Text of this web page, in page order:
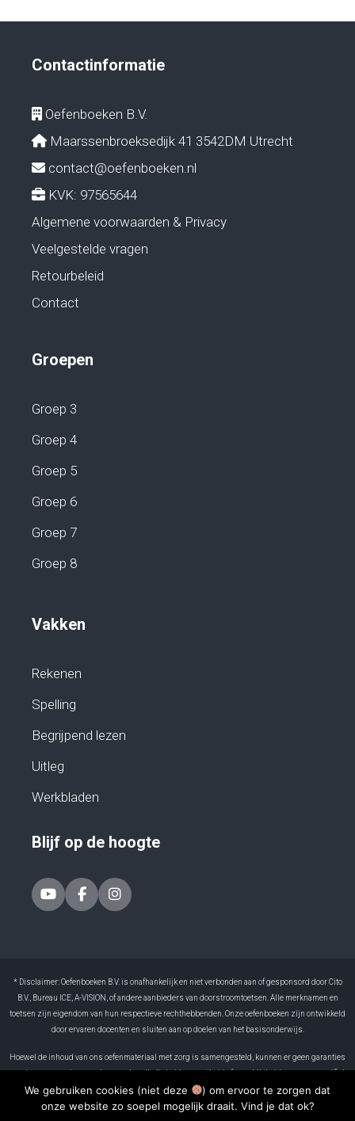
Contactinformatie
Oefenboeken B.V.
Maarssenbroeksedijk 41 3542DM Utrecht
contact@oefenboeken.nl
KVK: 97565644
Algemene voorwaarden & Privacy
Veelgestelde vragen
Retourbeleid
Contact
Groepen
Groep 3
Groep 4
Groep 5
Groep 6
Groep 7
Groep 8
Vakken
Rekenen
Spelling
Begrijpend lezen
Uitleg
Werkbladen
Blijf op de hoogte
* Disclaimer: Oefenboeken B.V. is onafhankelijk en niet verbonden aan of gesponsord door Cito
B.V., Bureau ICE, A-VISION, of andere aanbieders van doorstroomtoetsen. Alle merknamen en
toetsen zijn eigendom van hun respectieve rechthebbenden. Onze oefenboeken zijn ontwikkeld
door ervaren docenten en sluiten aan op doelen van het basisonderwijs.
Hoewel de inhoud van ons oefenmateriaal met zorg is samengesteld, kunnen er geen garanties
worden gegeven ten aanzien van de volledigheid, correctheid of geschiktheid voor een specifiek
doel. Oefenboeken B.V. is niet aansprakelijk voor eventuele fouten in het materiaal of voor
gevolgen die voortvloeien uit het gebruik ervan. Resultaten kunnen per leerling verschillen. Het
We gebruiken cookies (niet deze
) om ervoor te zorgen dat
onze website zo soepel mogelijk draait. Vind je dat ok?